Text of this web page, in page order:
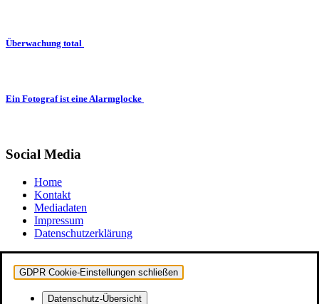
Überwachung total
Ein Fotograf ist eine Alarmglocke
Social Media
Home
Kontakt
Mediadaten
Impressum
Datenschutzerklärung
GDPR Cookie-Einstellungen schließen
Datenschutz-Übersicht